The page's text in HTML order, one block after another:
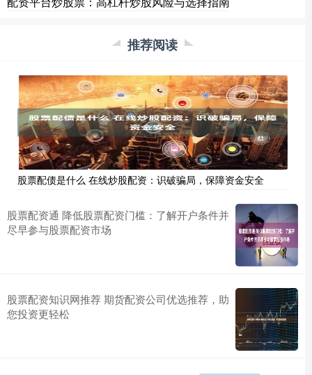
推荐阅读
股票配债是什么 在线炒股配资：识破骗局，保障资金安全
股票配资通 降低股票配资门槛：了解开户条件并
尽早参与股票配资市场
股票配资知识网推荐 期货配资公司优选推荐，助
您投资更轻松